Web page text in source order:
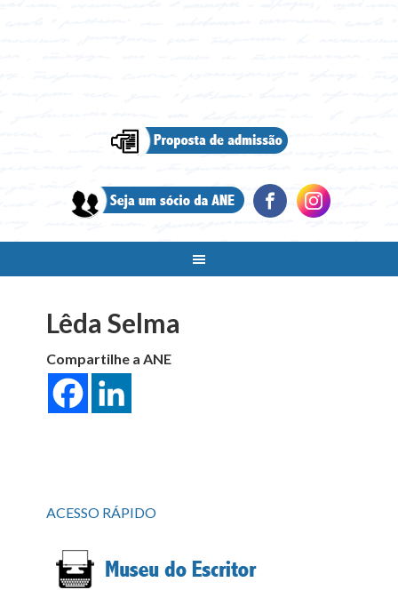
Lêda Selma
Compartilhe a ANE
ACESSO RÁPIDO